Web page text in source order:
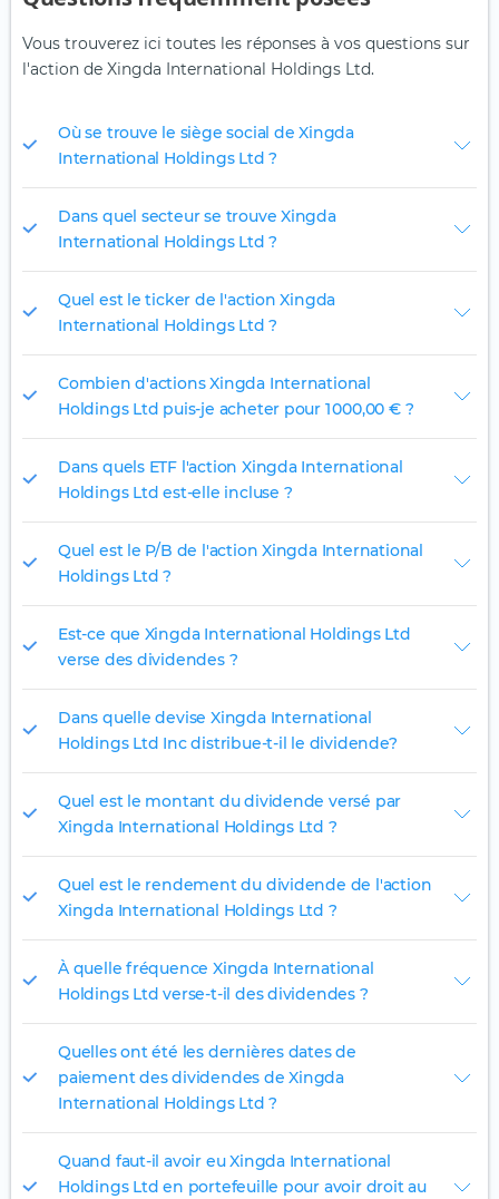
Vous trouverez ici toutes les réponses à vos questions sur
l'action de Xingda International Holdings Ltd.
Où se trouve le siège social de Xingda
International Holdings Ltd ?
Dans quel secteur se trouve Xingda
International Holdings Ltd ?
Quel est le ticker de l'action Xingda
International Holdings Ltd ?
Combien d'actions Xingda International
Holdings Ltd puis-je acheter pour 1 000,00 € ?
Dans quels ETF l'action Xingda International
Holdings Ltd est-elle incluse ?
Quel est le P/B de l'action Xingda International
Holdings Ltd ?
Est-ce que Xingda International Holdings Ltd
verse des dividendes ?
Dans quelle devise Xingda International
Holdings Ltd Inc distribue-t-il le dividende?
Quel est le montant du dividende versé par
Xingda International Holdings Ltd ?
Quel est le rendement du dividende de l'action
Xingda International Holdings Ltd ?
À quelle fréquence Xingda International
Holdings Ltd verse-t-il des dividendes ?
Quelles ont été les dernières dates de
paiement des dividendes de Xingda
International Holdings Ltd ?
Quand faut-il avoir eu Xingda International
Holdings Ltd en portefeuille pour avoir droit au